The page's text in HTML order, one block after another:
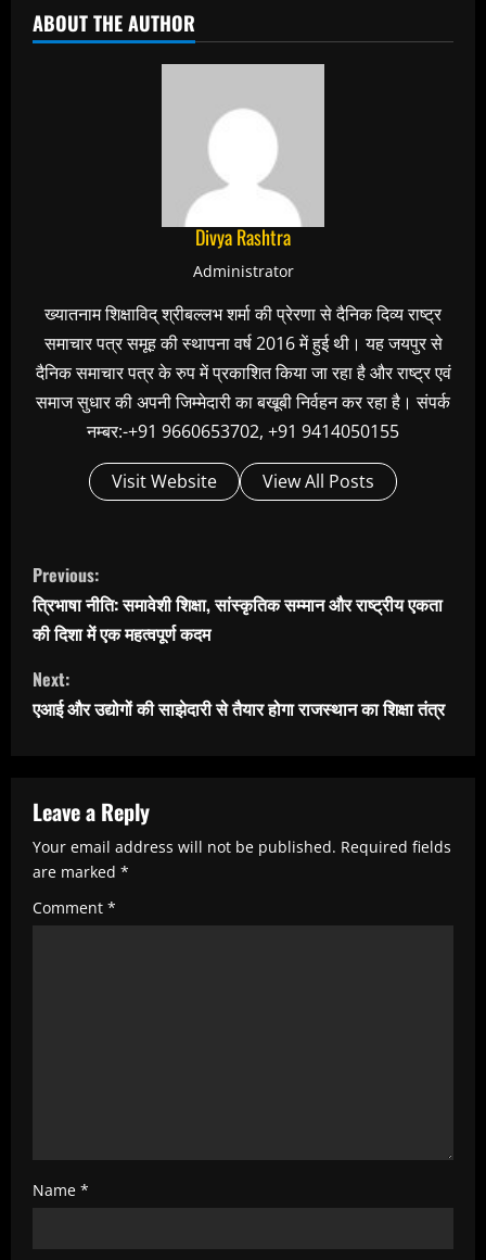
ABOUT THE AUTHOR
Divya Rashtra
Administrator
ख्यातनाम शिक्षाविद् श्रीबल्लभ शर्मा की प्रेरणा से दैनिक दिव्य राष्ट्र
समाचार पत्र समूह की स्थापना वर्ष 2016 में हुई थी। यह जयपुर से
दैनिक समाचार पत्र के रुप में प्रकाशित किया जा रहा है और राष्ट्र एवं
समाज सुधार की अपनी जिम्मेदारी का बखूबी निर्वहन कर रहा है। संपर्क
नम्बर:-+91 9660653702, +91 9414050155
Visit Website View All Posts
C
o
n
t
i
e
R
e
a
Previous:
त्रिभाषा नीति: समावेशी शिक्षा, सांस्कृतिक सम्मान और राष्ट्रीय एकता
की दिशा में एक महत्वपूर्ण कदम
Next:
एआई और उद्योगों की साझेदारी से तैयार होगा राजस्थान का शिक्षा तंत्र
Leave a Reply
Your email address will not be published. Required fields
are marked *
Comment *
Name *